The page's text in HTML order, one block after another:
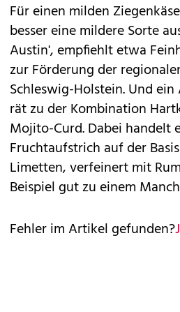
Für einen milden
besser eine mildere Sorte
Austin', empfiehlt etwa
zur Förderung der
Schleswig-Holstein. Und
rät zu der Kombination
Mojito-Curd. Dabei handelt
Fruchtaufstrich auf der
Limetten, verfeinert mit
Beispiel gut zu einem
Fehler im Artikel gefunden?